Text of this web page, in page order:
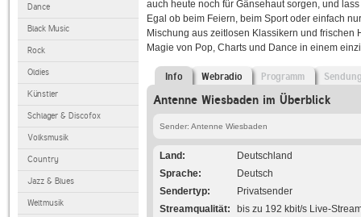
Dance
Black Music
Rock
Oldies
Künstler
Schlager & Discofox
Volksmusik
Country
Jazz & Blues
Weltmusik
auch heute noch für Gänsehaut sorgen, und
Egal ob beim Feiern, beim Sport oder einfach
Mischung aus zeitlosen Klassikern und
Magie von Pop, Charts und Dance in einem
Info Webradio Programm
Antenne Wiesbaden im Überblick
Sender: Antenne Wiesbaden
Land
Deutschland
Sprache
Deutsch
Sendertyp
Privatsender
Streamqualität
bis zu 192 kbit/s Live-